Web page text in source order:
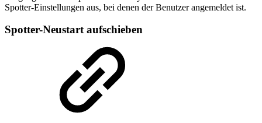
Spotter-Einstellungen aus, bei denen der Benutzer angemeldet ist.
Spotter-Neustart aufschieben